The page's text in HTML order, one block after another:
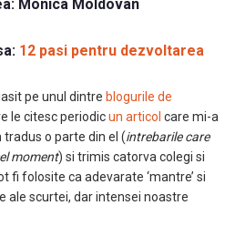
Monica Moldovan
12 pasi pentru dezvoltarea
pe unul dintre blogurile de
le citesc periodicun articol care mi-a
o parte din el (intrebarile care
moment) si trimis catorva colegi si
fi folosite ca adevarate ‘mantre’ si
ale scurtei, dar intensei noastre